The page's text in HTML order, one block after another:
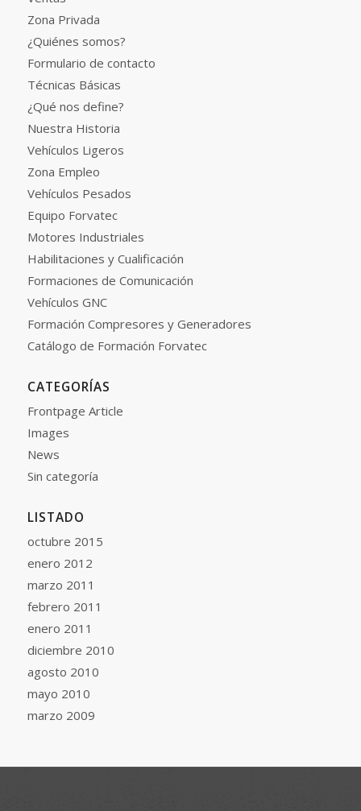
Zona Privada
¿Quiénes somos?
Formulario de contacto
Técnicas Básicas
¿Qué nos define?
Nuestra Historia
Vehículos Ligeros
Zona Empleo
Vehículos Pesados
Equipo Forvatec
Motores Industriales
Habilitaciones y Cualificación
Formaciones de Comunicación
Vehículos GNC
Formación Compresores y Generadores
Catálogo de Formación Forvatec
CATEGORÍAS
Frontpage Article
Images
News
Sin categoría
LISTADO
octubre 2015
enero 2012
marzo 2011
febrero 2011
enero 2011
diciembre 2010
agosto 2010
mayo 2010
marzo 2009